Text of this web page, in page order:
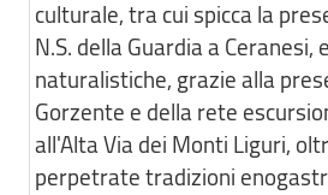
culturale, tra cui spicca la
N.S. della Guardia a Ceranesi,
naturalistiche, grazie alla
Gorzente e della rete
all'Alta Via dei Monti Liguri,
perpetrate tradizioni